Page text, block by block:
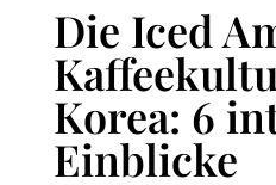
Die Iced
Korea: 6
Einblicke